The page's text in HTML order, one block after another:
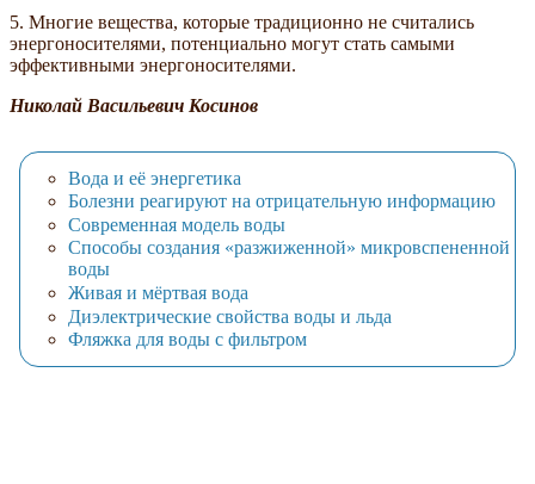
5. Многие вещества, которые традиционно не считались
энергоносителями, потенциально могут стать самыми
эффективными энергоносителями.
Николай Васильевич Косинов
Вода и её энергетика
Болезни реагируют на отрицательную информацию
Современная модель воды
Способы создания «разжиженной» микровспененной
воды
Живая и мёртвая вода
Диэлектрические свойства воды и льда
Фляжка для воды с фильтром